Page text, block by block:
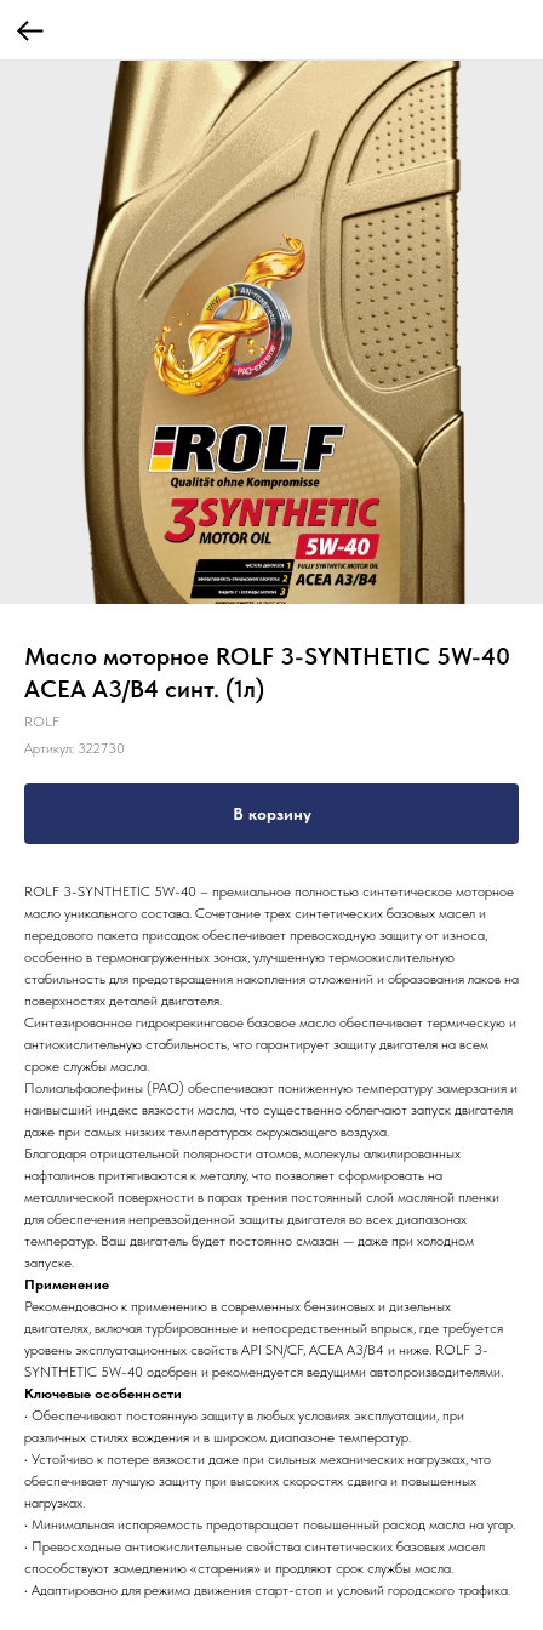
Масло моторное ROLF 3-SYNTHETIC 5W-40
ACEA A3/B4 синт. (1л)
ROLF
Артикул: 322730
В корзину
ROLF 3-SYNTHETIC 5W-40 – премиальное полностью синтетическое моторное
масло уникального состава. Сочетание трех синтетических базовых масел и
передового пакета присадок обеспечивает превосходную защиту от износа,
особенно в термонагруженных зонах, улучшенную термоокислительную
стабильность для предотвращения накопления отложений и образования лаков на
поверхностях деталей двигателя.
Синтезированное гидрокрекинговое базовое масло обеспечивает термическую и
антиокислительную стабильность, что гарантирует защиту двигателя на всем
сроке службы масла.
Полиальфаолефины (PAO) обеспечивают пониженную температуру замерзания и
наивысший индекс вязкости масла, что существенно облегчают запуск двигателя
даже при самых низких температурах окружающего воздуха.
Благодаря отрицательной полярности атомов, молекулы алкилированных
нафталинов притягиваются к металлу, что позволяет сформировать на
металлической поверхности в парах трения постоянный слой масляной пленки
для обеспечения непревзойденной защиты двигателя во всех диапазонах
температур. Ваш двигатель будет постоянно смазан — даже при холодном
запуске.
Применение
Рекомендовано к применению в современных бензиновых и дизельных
двигателях, включая турбированные и непосредственный впрыск, где требуется
уровень эксплуатационных свойств API SN/CF, ACEA A3/B4 и ниже. ROLF 3-
SYNTHETIC 5W-40 одобрен и рекомендуется ведущими автопроизводителями.
Ключевые особенности
• Обеспечивают постоянную защиту в любых условиях эксплуатации, при
различных стилях вождения и в широком диапазоне температур.
• Устойчиво к потере вязкости даже при сильных механических нагрузках, что
обеспечивает лучшую защиту при высоких скоростях сдвига и повышенных
нагрузках.
• Минимальная испаряемость предотвращает повышенный расход масла на угар.
• Превосходные антиокислительные свойства синтетических базовых масел
способствуют замедлению «старения» и продляют срок службы масла.
• Адаптировано для режима движения старт-стоп и условий городского трафика.